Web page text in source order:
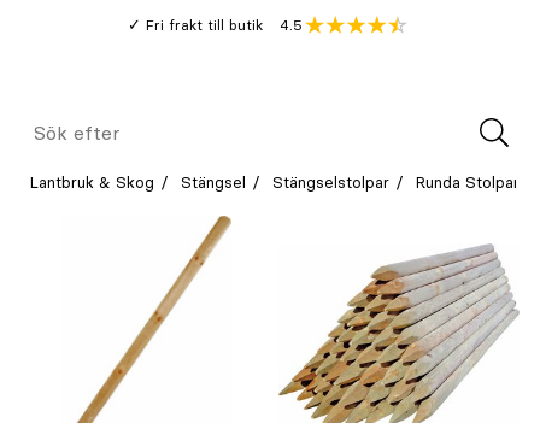
Fri frakt till butik
Genomsnitt
4.5
Meny
Sök
Lantbruk & Skog Stängsel Stängselstolpar Runda Stolpar